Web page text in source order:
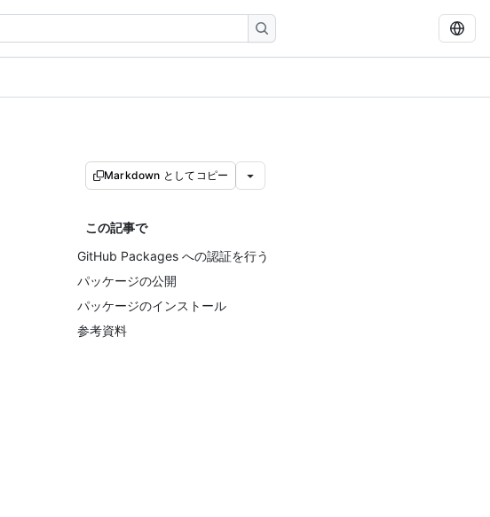
Markdown としてコピー
この記事で
GitHub Packages への認証を行う
パッケージの公開
パッケージのインストール
参考資料